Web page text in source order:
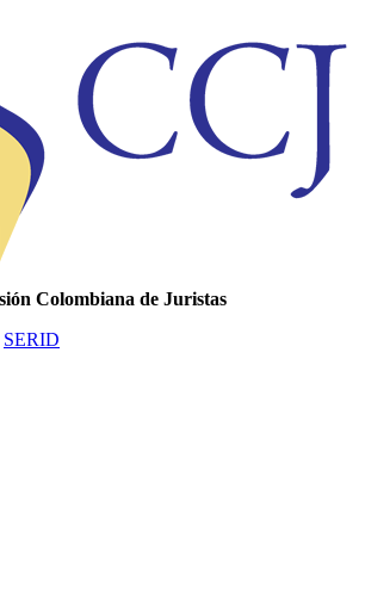
Colombiana de Juristas
SERID